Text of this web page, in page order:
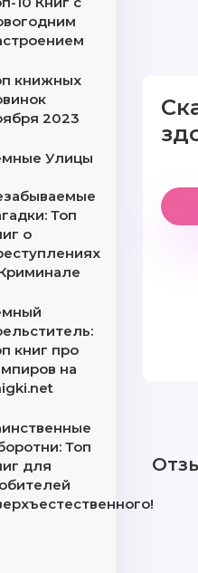
книжных
2023
Улицы
Топ
о
книг про
на
Топ
для